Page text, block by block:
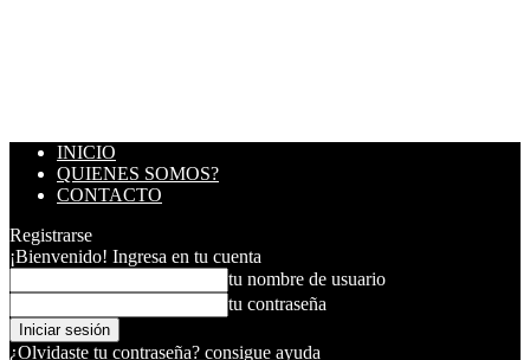
INICIO
QUIENES SOMOS?
CONTACTO
Registrarse
¡Bienvenido! Ingresa en tu cuenta
tu nombre de usuario
tu contraseña
¿Olvidaste tu contraseña? consigue ayuda